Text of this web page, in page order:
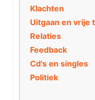
Klachten
Uitgaan en vrije
Relaties
Feedback
Cd's en singles
Politiek